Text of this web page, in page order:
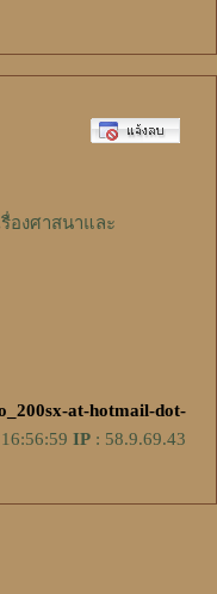
องศาสนาและ
at-hotmail-dot-
IP : 58.9.69.43